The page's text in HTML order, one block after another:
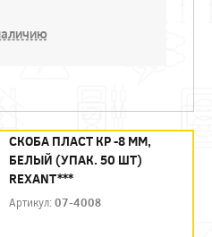
СКОБА ПЛАСТ КР -8 ММ,
БЕЛЫЙ (УПАК. 50 ШТ)
REXANT***
Артикул:07-4008